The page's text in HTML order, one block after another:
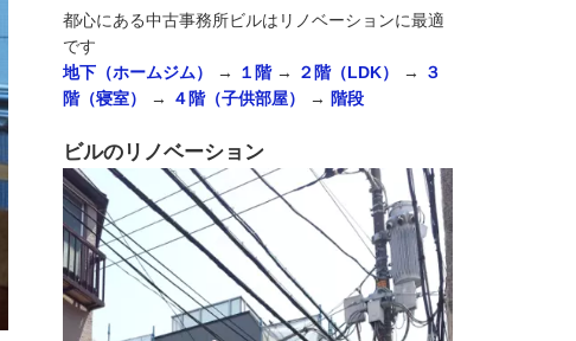
都心にある中古事務所ビルはリノベーションに最適
です
地下（ホームジム）
→ １階→ ２階（LDK） →
３
階（寝室）
→ ４階（子供部屋） → 階段
ビルのリノベーション